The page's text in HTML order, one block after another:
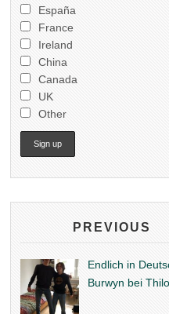
España
France
Ireland
China
Canada
UK
Other
PREVIOUS
Endlich in
Burwyn bei